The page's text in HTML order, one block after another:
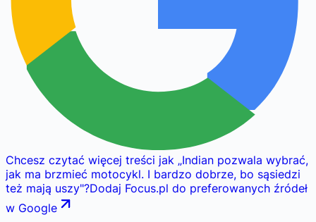
Chcesz czytać więcej treści jak „Indian pozwala wybrać,
jak ma brzmieć motocykl. I bardzo dobrze, bo sąsiedzi
też mają uszy"?Dodaj Focus.pl do preferowanych źródeł
w Google